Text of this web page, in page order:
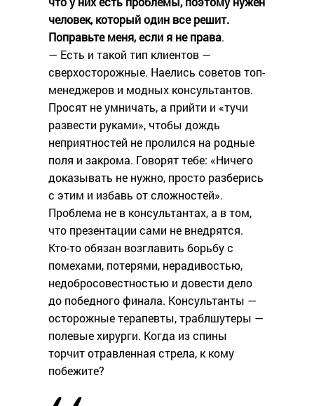
человек, который один все решит.
Поправьте меня, если я не права.
— Есть и такой тип клиентов —
сверхосторожные. Наелись советов топ-
менеджеров и модных консультантов.
Просят не умничать, а прийти и «тучи
развести руками», чтобы дождь
неприятностей не пролился на родные
поля и закрома. Говорят тебе: «Ничего
доказывать не нужно, просто разберись
с этим и избавь от сложностей».
Проблема не в консультантах, а в том,
что презентации сами не внедрятся.
Кто-то обязан возглавить борьбу с
помехами, потерями, нерадивостью,
недобросовестностью и довести дело
до победного финала. Консультанты —
осторожные терапевты, траблшутеры —
полевые хирурги. Когда из спины
торчит отравленная стрела, к кому
побежите?